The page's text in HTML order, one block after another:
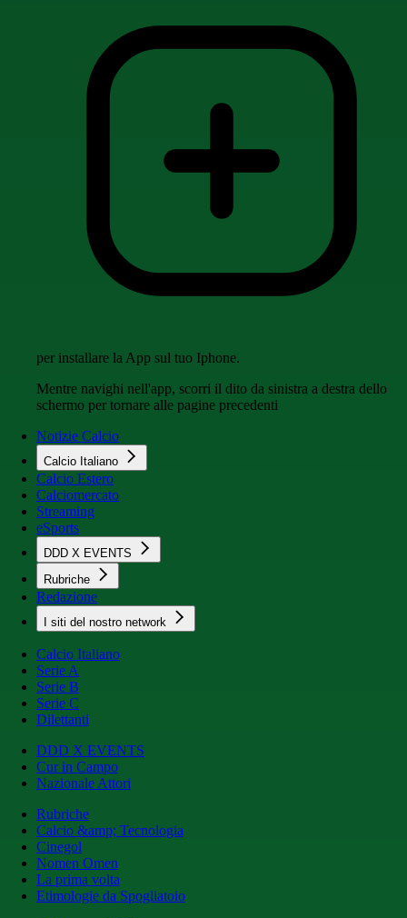
per installare la App sul tuo Iphone.
Mentre navighi nell'app, scorri il dito da sinistra a destra dello
schermo per tornare alle pagine precedenti
Notizie Calcio
Calcio Italiano
Calcio Estero
Calciomercato
Streaming
eSports
DDD X EVENTS
Rubriche
Redazione
I siti del nostro network
Calcio Italiano
Serie A
Serie B
Serie C
Dilettanti
DDD X EVENTS
Cur in Campo
Nazionale Attori
Rubriche
Calcio &amp; Tecnologia
Cinegol
Nomen Omen
La prima volta
Etimologie da Spogliatoio